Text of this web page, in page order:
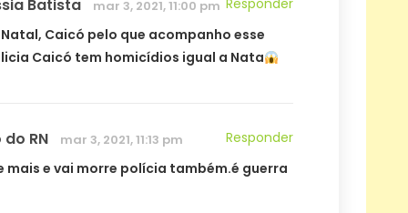
Batista mar 3, 2021, 11:00 pm Responder
Caicó pelo que acompanho esse
Caicó tem homicídios igual a Nata
RN mar 3, 2021, 11:13 pm
Responder
mais e vai morre polícia também.é guerra